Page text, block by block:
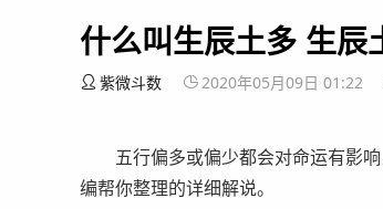
什么叫生辰土多 生辰
紫微斗数 2020年05月09日 01:22
五行偏多或偏少都会对命运有影响
编帮你整理的详细解说。